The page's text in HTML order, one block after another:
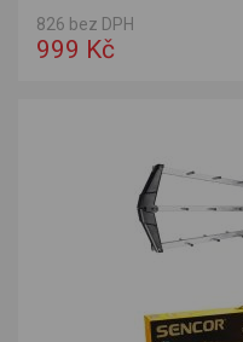
826 bez DPH
999 Kč